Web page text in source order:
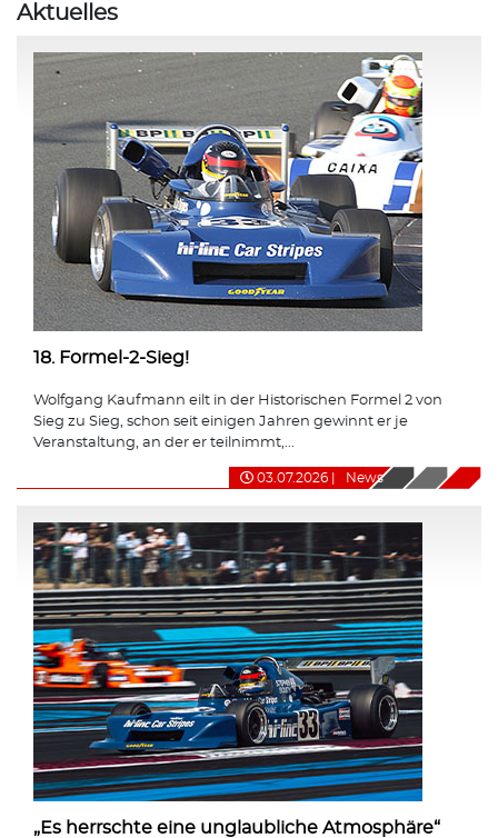
Aktuelles
18. Formel-2-Sieg!
Wolfgang Kaufmann eilt in der Historischen Formel 2 von
Sieg zu Sieg, schon seit einigen Jahren gewinnt er je
Veranstaltung, an der er teilnimmt,...
03.07.2026 News
„Es herrschte eine unglaubliche Atmosphäre“